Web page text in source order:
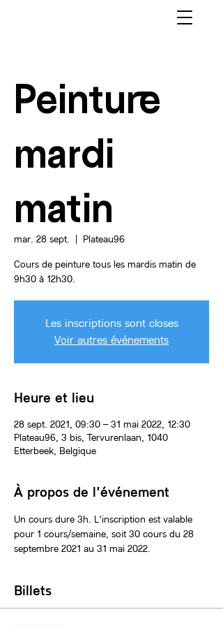
Peinture
mardi
matin
mar. 28 sept. Plateau96
Cours de peinture tous les mardis matin de
Les inscriptions sont closes
Voir autres événements
Heure et lieu
28 sept. 2021, 09:30 – 31 mai 2022, 12:30
Plateau96, 3 bis, Tervurenlaan, 1040
Etterbeek, Belgique
À propos de l'événement
Un cours dure 3h. L'inscription est valable
pour 1 cours/semaine, soit 30 cours du 28
septembre 2021 au 31 mai 2022.
Billets